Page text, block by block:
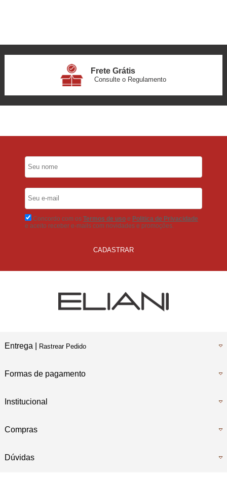
Frete Grátis
Consulte o Regulamento
Concordo com os Termos de usoe Politica de Privacidade
e aceito receber e-mails com novidades e promoções.
CADASTRAR
Entrega | Rastrear Pedido
Formas de pagamento
Institucional
Compras
Dúvidas